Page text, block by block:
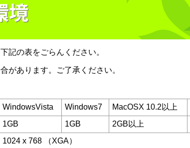
記の表をごらんください。
があります。ご了承ください。
WindowsVista Windows7 MacOSX 10.2以上
1GB 1GB 2GB以上
1024 x 768 （XGA）